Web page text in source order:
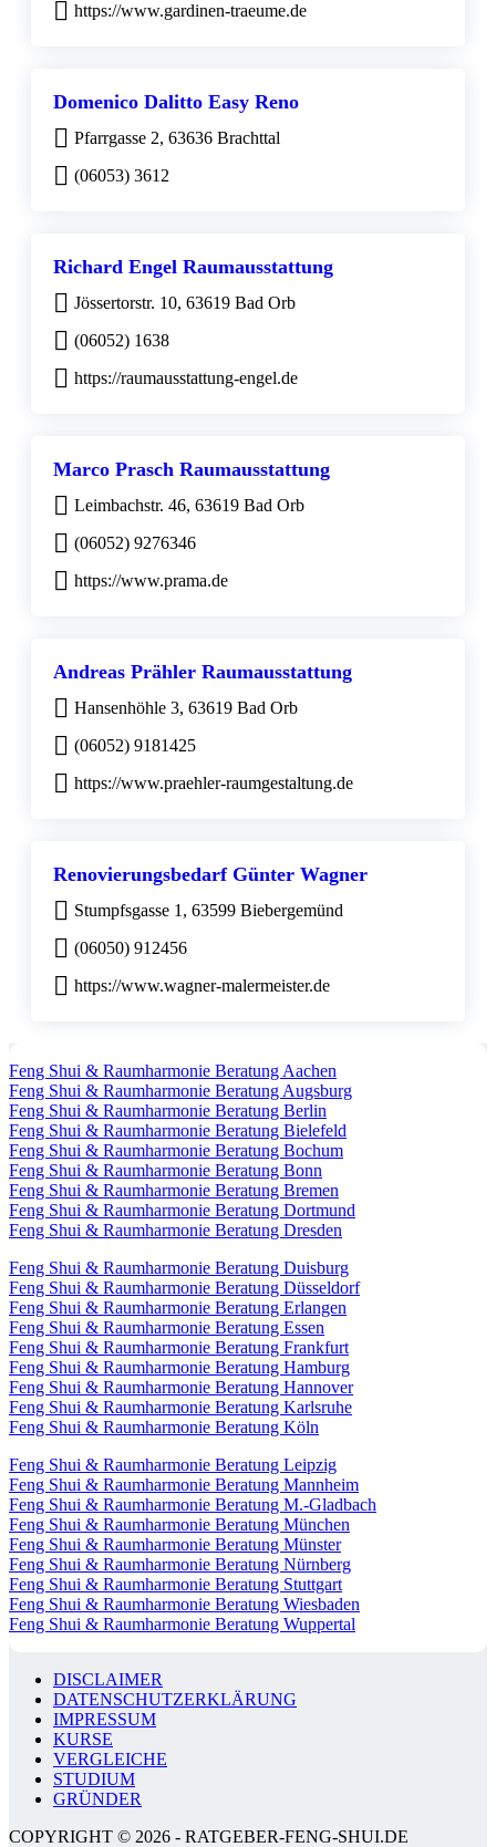
https://www.gardinen-traeume.de
Domenico Dalitto Easy Reno
Pfarrgasse 2, 63636 Brachttal
(06053) 3612
Richard Engel Raumausstattung
Jössertorstr. 10, 63619 Bad Orb
(06052) 1638
https://raumausstattung-engel.de
Marco Prasch Raumausstattung
Leimbachstr. 46, 63619 Bad Orb
(06052) 9276346
https://www.prama.de
Andreas Prähler Raumausstattung
Hansenhöhle 3, 63619 Bad Orb
(06052) 9181425
https://www.praehler-raumgestaltung.de
Renovierungsbedarf Günter Wagner
Stumpfsgasse 1, 63599 Biebergemünd
(06050) 912456
https://www.wagner-malermeister.de
Feng Shui & Raumharmonie Beratung Aachen
Feng Shui & Raumharmonie Beratung Augsburg
Feng Shui & Raumharmonie Beratung Berlin
Feng Shui & Raumharmonie Beratung Bielefeld
Feng Shui & Raumharmonie Beratung Bochum
Feng Shui & Raumharmonie Beratung Bonn
Feng Shui & Raumharmonie Beratung Bremen
Feng Shui & Raumharmonie Beratung Dortmund
Feng Shui & Raumharmonie Beratung Dresden
Feng Shui & Raumharmonie Beratung Duisburg
Feng Shui & Raumharmonie Beratung Düsseldorf
Feng Shui & Raumharmonie Beratung Erlangen
Feng Shui & Raumharmonie Beratung Essen
Feng Shui & Raumharmonie Beratung Frankfurt
Feng Shui & Raumharmonie Beratung Hamburg
Feng Shui & Raumharmonie Beratung Hannover
Feng Shui & Raumharmonie Beratung Karlsruhe
Feng Shui & Raumharmonie Beratung Köln
Feng Shui & Raumharmonie Beratung Leipzig
Feng Shui & Raumharmonie Beratung Mannheim
Feng Shui & Raumharmonie Beratung M.-Gladbach
Feng Shui & Raumharmonie Beratung München
Feng Shui & Raumharmonie Beratung Münster
Feng Shui & Raumharmonie Beratung Nürnberg
Feng Shui & Raumharmonie Beratung Stuttgart
Feng Shui & Raumharmonie Beratung Wiesbaden
Feng Shui & Raumharmonie Beratung Wuppertal
DISCLAIMER
DATENSCHUTZERKLÄRUNG
IMPRESSUM
KURSE
VERGLEICHE
STUDIUM
GRÜNDER
COPYRIGHT © 2026 - RATGEBER-FENG-SHUI.DE